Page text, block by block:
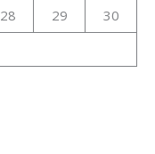
28 29
30